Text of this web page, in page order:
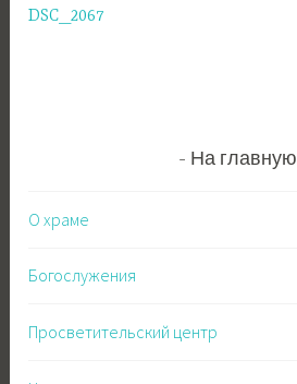
DSC_2067
На главную
О храме
Богослужения
Просветительский центр